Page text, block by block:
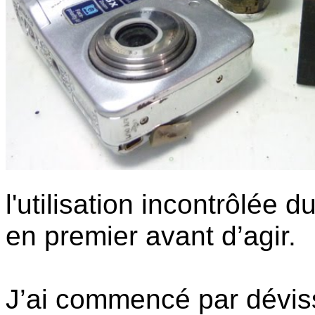
l'utilisation incontrôlée
en premier avant d’agir.
J’ai commencé par